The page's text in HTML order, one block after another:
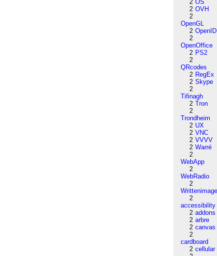
2 OS
2 OVH
2
OpenGL
2 OpenID
2
OpenOffice
2 PS2
2
QRcodes
2 RegEx
2 Skype
2
Tifinagh
2 Tron
2
Trondheim
2 UX
2 VNC
2 VVVV
2 Warré
2
WebApp
2
WebRadio
2
2
accessibility
2 addons
2 arbre
2 canvas
2
cardboard
2 cellular